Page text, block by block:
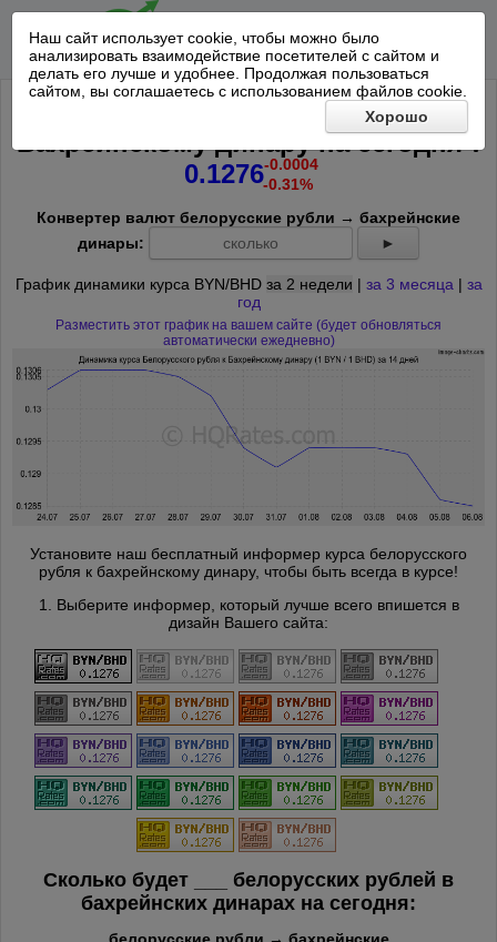
Наш сайт использует cookie, чтобы можно было
анализировать взаимодействие посетителей с сайтом и
делать его лучше и удобнее. Продолжая пользоваться
сайтом, вы соглашаетесь с использованием файлов cookie.
Хорошо
Курс Белорусского рубля к
Бахрейнскому динару насегодня*:
0.1276-0.0004
-0.31%
Конвертер валют белорусские рубли → бахрейнские
динары:
►
График динамики курса BYN/BHD за 2 недели | за 3 месяца | за
год
Разместить этот график на вашем сайте (будет обновляться
автоматически ежедневно)
Установите наш бесплатный информер курса белорусского
рубля к бахрейнскому динару, чтобы быть всегда в курсе!
1. Выберите информер, который лучше всего впишется в
дизайн Вашего сайта:
Сколько будет
белорусских рублей в
бахрейнских динарах на сегодня:
белорусские рубли → бахрейнские